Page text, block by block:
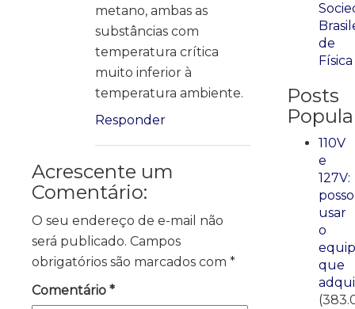
metano, ambas as
substâncias com
temperatura crítica
muito inferior à
temperatura ambiente.
Responder
Acrescente um
Comentário:
O seu endereço de e-mail não
será publicado. Campos
obrigatórios são marcados com *
Comentário *
de
Física
Posts
110V
e
127V:
posso
usar
o
que